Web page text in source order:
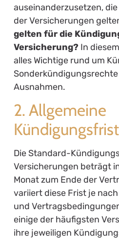
auseinanderzusetzen,
der Versicherungen
gelten für die
Versicherung?In
alles Wichtige rund um
Ausnahmen.
2. Allgemeine
Die Standard-
Versicherungen beträgt
Monat zum Ende der
variiert diese Frist je
und
einige der häufigsten
ihre jeweiligen